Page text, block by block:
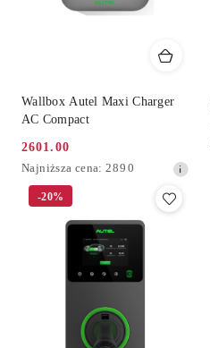
Wallbox Autel Maxi Charger
AC Compact
promocyjna:
2601.00
Najniższa
cena
Najniższa cena: 2890
-20%